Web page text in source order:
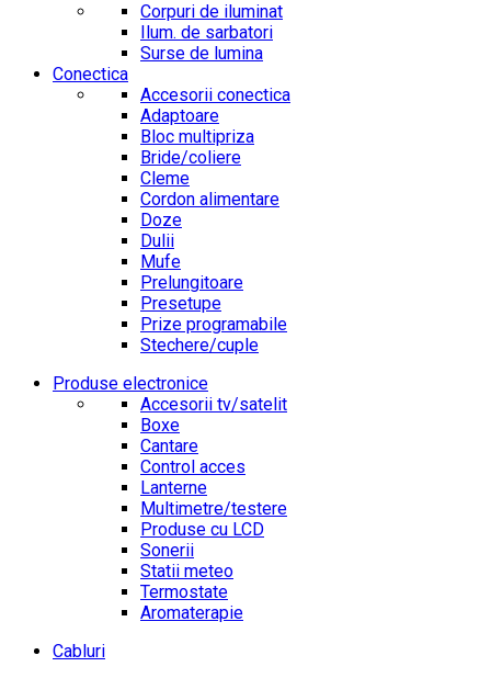
Corpuri de iluminat
Ilum. de sarbatori
Surse de lumina
Conectica
Accesorii conectica
Adaptoare
Bloc multipriza
Bride/coliere
Cleme
Cordon alimentare
Doze
Dulii
Mufe
Prelungitoare
Presetupe
Prize programabile
Stechere/cuple
Produse electronice
Accesorii tv/satelit
Boxe
Cantare
Control acces
Lanterne
Multimetre/testere
Produse cu LCD
Sonerii
Statii meteo
Termostate
Aromaterapie
Cabluri